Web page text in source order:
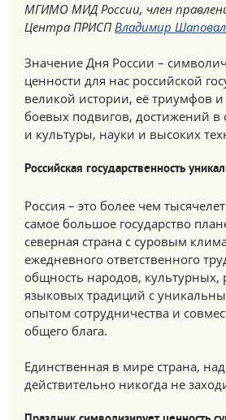
МГИМО МИД России, член
Центра ПРИСПВладимир
Значение Дня России –
ценности для нас российской
великой истории, её триумфов
боевых подвигов, достижений в
и культуры, науки и высоких
Российская государственность
Россия – это более чем
самое большое государство
северная страна с суровым
ежедневного ответственного
общность народов, культурных,
языковых традиций с
опытом сотрудничества и
общего блага.
Единственная в мире страна,
действительно никогда не